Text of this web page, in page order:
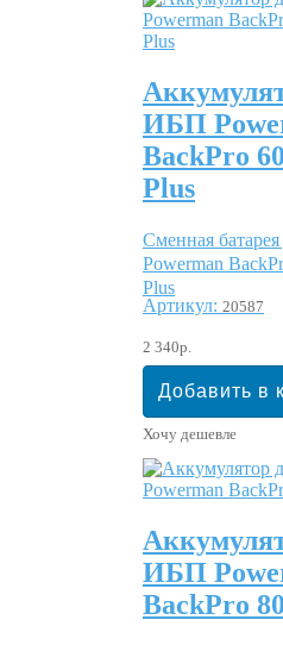
ИБП
BackPro
Plus
Сменная
Powerman
Plus
Артикул: 20587
2 340р.
Хочу дешевле
ИБП
BackPro